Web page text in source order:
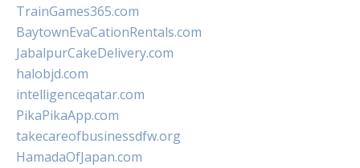
TrainGames365.com
BaytownEvaCationRentals.com
JabalpurCakeDelivery.com
halobjd.com
intelligenceqatar.com
PikaPikaApp.com
takecareofbusinessdfw.org
HamadaOfJapan.com